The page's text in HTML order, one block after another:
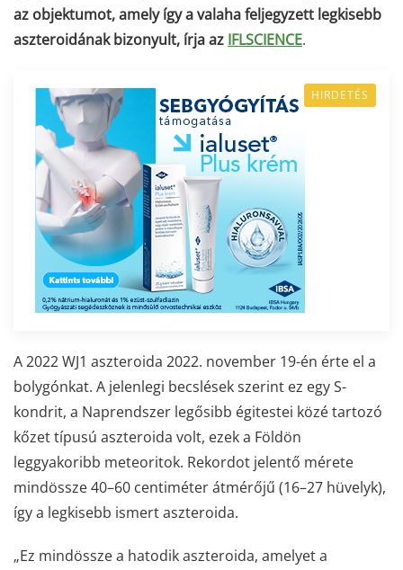
az objektumot, amely így a valaha feljegyzett legkisebb
aszteroidának bizonyult, írja az IFLSCIENCE.
HIRDETÉS
A 2022 WJ1 aszteroida 2022. november 19-én érte el a
bolygónkat. A jelenlegi becslések szerint ez egy S-
kondrit, a Naprendszer legősibb égitestei közé tartozó
kőzet típusú aszteroida volt, ezek a Földön
leggyakoribb meteoritok. Rekordot jelentő mérete
mindössze 40–60 centiméter átmérőjű (16–27 hüvelyk),
így a legkisebb ismert aszteroida.
„Ez mindössze a hatodik aszteroida, amelyet a